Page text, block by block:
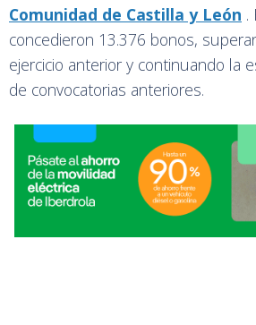
Comunidad de Castilla y León .
concedieron 13.376 bonos,
ejercicio anterior y continuando la
de convocatorias anteriores.